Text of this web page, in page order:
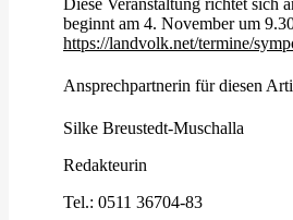
beginnt am 4. November um
https://landvolk.net/termine/
Ansprechpartnerin für diesen
Silke Breustedt-Muschalla
Redakteurin
Tel.: 0511 36704-83